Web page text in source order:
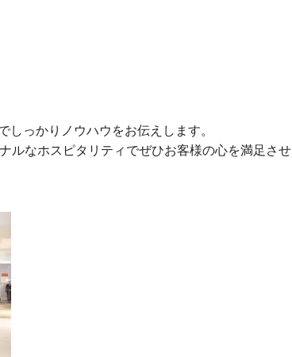
っかりノウハウをお伝えします。
ルなホスピタリティでぜひお客様の心を満足させ